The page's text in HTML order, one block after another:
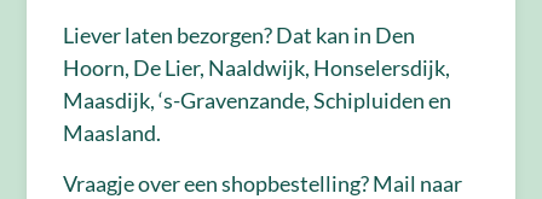
Liever laten bezorgen? Dat kan in Den
Hoorn, De Lier, Naaldwijk, Honselersdijk,
Maasdijk, ‘s-Gravenzande, Schipluiden en
Maasland.
Vraagje over een shopbestelling? Mail naar